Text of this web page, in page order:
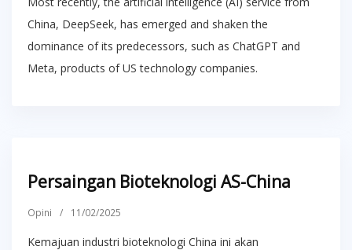
China, DeepSeek, has emerged and shaken the
dominance of its predecessors, such as ChatGPT and
Meta, products of US technology companies.
Persaingan Bioteknologi AS-China
Opini / 11/02/2025
Kemajuan industri bioteknologi China ini akan